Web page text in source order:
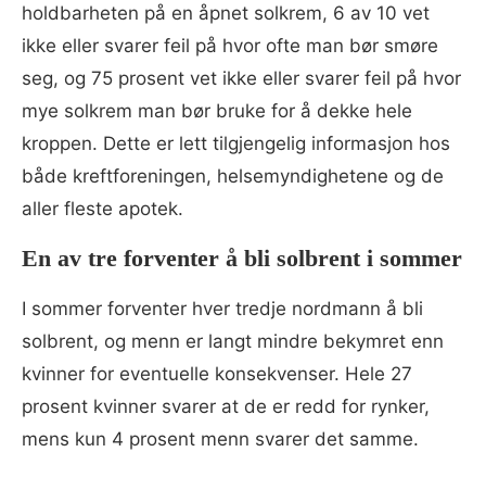
holdbarheten på en åpnet solkrem, 6 av 10 vet
ikke eller svarer feil på hvor ofte man bør smøre
seg, og 75 prosent vet ikke eller svarer feil på hvor
mye solkrem man bør bruke for å dekke hele
kroppen. Dette er lett tilgjengelig informasjon hos
både kreftforeningen, helsemyndighetene og de
aller fleste apotek.
En av tre forventer å bli solbrent i sommer
I sommer forventer hver tredje nordmann å bli
solbrent, og menn er langt mindre bekymret enn
kvinner for eventuelle konsekvenser. Hele 27
prosent kvinner svarer at de er redd for rynker,
mens kun 4 prosent menn svarer det samme.